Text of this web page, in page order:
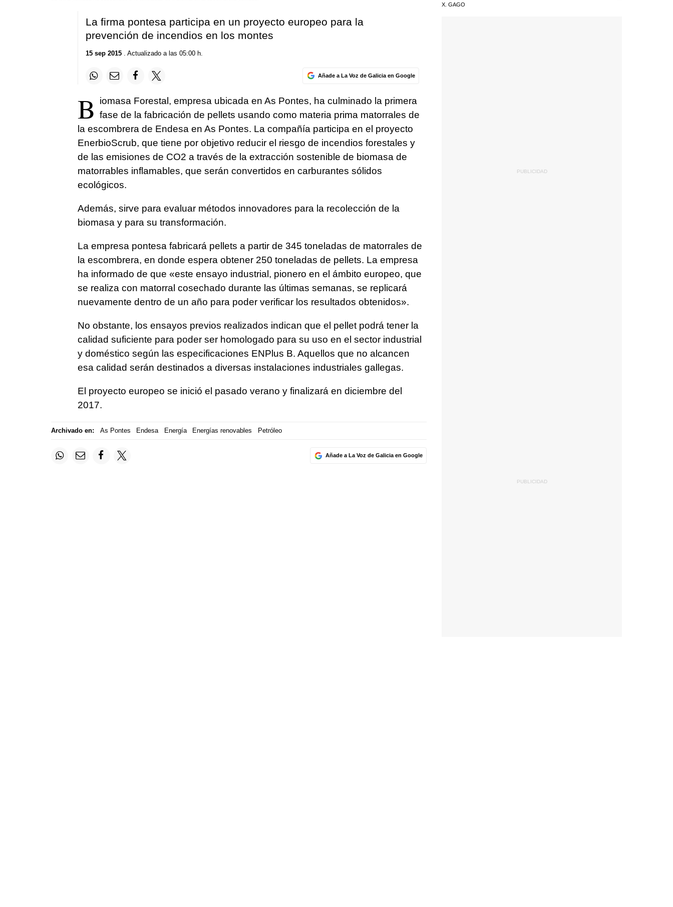
La firma pontesa participa en un proyecto europeo para la
prevención de incendios en los montes
15 sep 2015. Actualizado a las 05:00 h.
Añade a La Voz de Galicia en Google
B
iomasa Forestal, empresa ubicada en As Pontes, ha culminado la primera
fase de la fabricación de pellets usando como materia prima matorrales de
la escombrera de Endesa en As Pontes. La compañía participa en el proyecto
EnerbioScrub, que tiene por objetivo reducir el riesgo de incendios forestales y
de las emisiones de CO2 a través de la extracción sostenible de biomasa de
matorrables inflamables, que serán convertidos en carburantes sólidos
ecológicos.
Además, sirve para evaluar métodos innovadores para la recolección de la
biomasa y para su transformación.
La empresa pontesa fabricará pellets a partir de 345 toneladas de matorrales de
la escombrera, en donde espera obtener 250 toneladas de pellets. La empresa
ha informado de que «este ensayo industrial, pionero en el ámbito europeo, que
se realiza con matorral cosechado durante las últimas semanas, se replicará
nuevamente dentro de un año para poder verificar los resultados obtenidos».
No obstante, los ensayos previos realizados indican que el pellet podrá tener la
calidad suficiente para poder ser homologado para su uso en el sector industrial
y doméstico según las especificaciones ENPlus B. Aquellos que no alcancen
esa calidad serán destinados a diversas instalaciones industriales gallegas.
El proyecto europeo se inició el pasado verano y finalizará en diciembre del
2017.
Archivado en: As Pontes Endesa Energía Energías renovables Petróleo
Añade a La Voz de Galicia en Google
X. GAGO